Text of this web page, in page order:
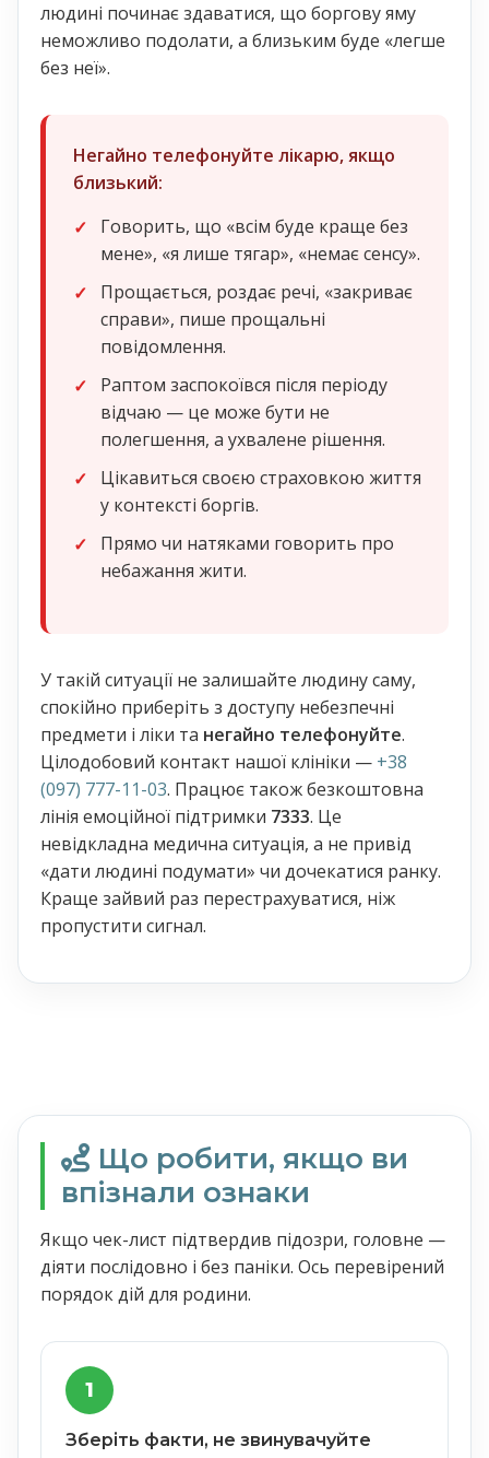
людині починає здаватися, що боргову яму
неможливо подолати, а близьким буде «легше
без неї».
Негайно телефонуйте лікарю, якщо
близький:
Говорить, що «всім буде краще без
мене», «я лише тягар», «немає сенсу».
Прощається, роздає речі, «закриває
справи», пише прощальні
повідомлення.
Раптом заспокоївся після періоду
відчаю — це може бути не
полегшення, а ухвалене рішення.
Цікавиться своєю страховкою життя
у контексті боргів.
Прямо чи натяками говорить про
небажання жити.
У такій ситуації не залишайте людину саму,
спокійно приберіть з доступу небезпечні
предмети і ліки та негайно телефонуйте.
Цілодобовий контакт нашої клініки — +38
(097) 777-11-03. Працює також безкоштовна
лінія емоційної підтримки 7333. Це
невідкладна медична ситуація, а не привід
«дати людині подумати» чи дочекатися ранку.
Краще зайвий раз перестрахуватися, ніж
пропустити сигнал.
Що робити, якщо ви
впізнали ознаки
Якщо чек-лист підтвердив підозри, головне —
діяти послідовно і без паніки. Ось перевірений
порядок дій для родини.
1
Зберіть факти, не звинувачуйте